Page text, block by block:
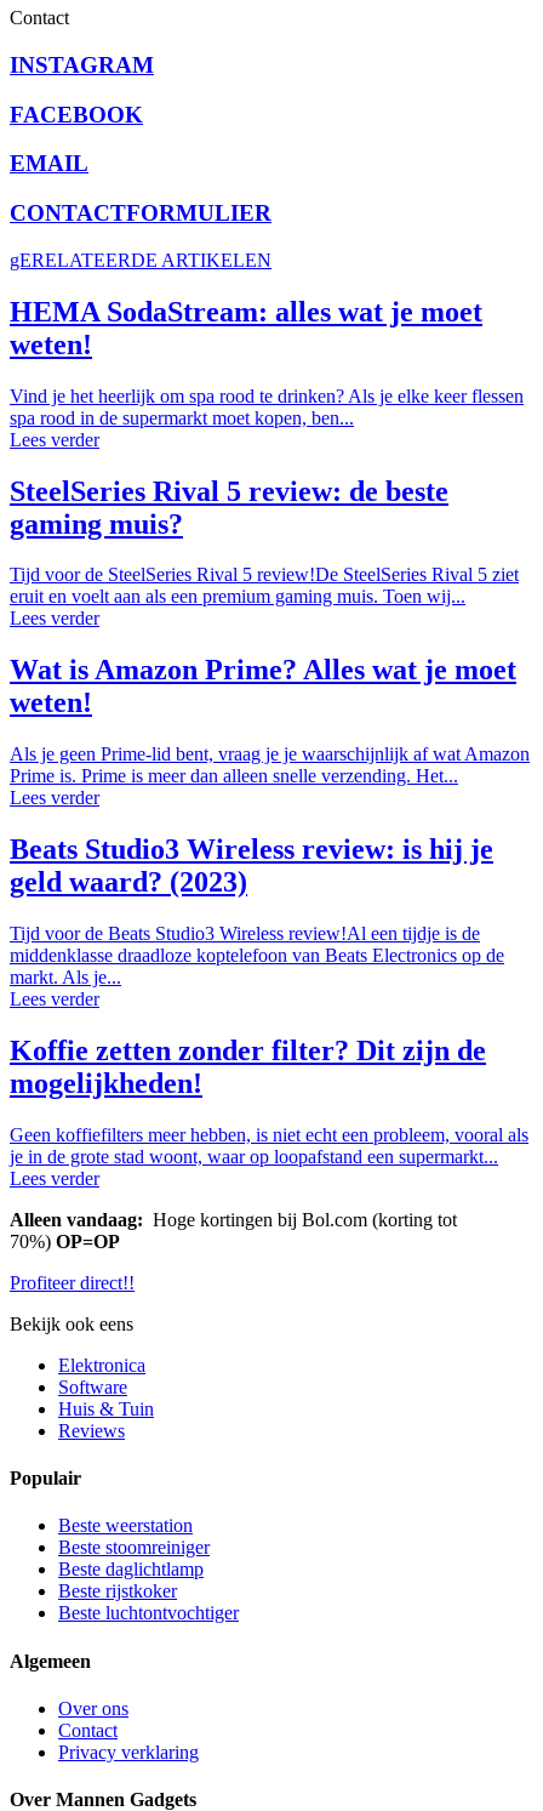
Contact
INSTAGRAM
FACEBOOK
EMAIL
CONTACTFORMULIER
gERELATEERDE ARTIKELEN
HEMA SodaStream: alles wat je moet
weten!
Vind je het heerlijk om spa rood te drinken? Als je elke keer flessen
spa rood in de supermarkt moet kopen, ben...
Lees verder
SteelSeries Rival 5 review: de beste
gaming muis?
Tijd voor de SteelSeries Rival 5 review!De SteelSeries Rival 5 ziet
eruit en voelt aan als een premium gaming muis. Toen wij...
Lees verder
Wat is Amazon Prime? Alles wat je moet
weten!
Als je geen Prime-lid bent, vraag je je waarschijnlijk af wat Amazon
Prime is. Prime is meer dan alleen snelle verzending. Het...
Lees verder
Beats Studio3 Wireless review: is hij je
geld waard? (2023)
Tijd voor de Beats Studio3 Wireless review!Al een tijdje is de
middenklasse draadloze koptelefoon van Beats Electronics op de
markt. Als je...
Lees verder
Koffie zetten zonder filter? Dit zijn de
mogelijkheden!
Geen koffiefilters meer hebben, is niet echt een probleem, vooral als
je in de grote stad woont, waar op loopafstand een supermarkt...
Lees verder
Alleen vandaag: Hoge kortingen bij Bol.com (korting tot
70%) OP=OP
Profiteer direct!!
Bekijk ook eens
Elektronica
Software
Huis & Tuin
Reviews
Populair
Beste weerstation
Beste stoomreiniger
Beste daglichtlamp
Beste rijstkoker
Beste luchtontvochtiger
Algemeen
Over ons
Contact
Privacy verklaring
Over Mannen Gadgets